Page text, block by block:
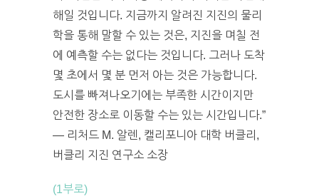
해일 것입니다. 지금까지 알려진 지진의 물리
학을 통해 말할 수 있는 것은, 지진을 며칠 전
에 예측할 수는 없다는 것입니다. 그러나 도착
몇 초에서 몇 분 먼저 아는 것은 가능합니다.
도시를 빠져나오기에는 부족한 시간이지만
안전한 장소로 이동할 수는 있는 시간입니다.”
— 리처드 M. 알렌, 캘리포니아 대학 버클리,
버클리 지진 연구소 소장
(1부로)